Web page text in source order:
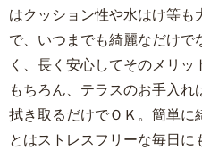
はクッション性や水はけ等
で、いつまでも綺麗なだけ
く、長く安心してそのメリッ
もちろん、テラスのお手入れ
拭き取るだけでＯＫ。簡単に
とはストレスフリーな毎日に